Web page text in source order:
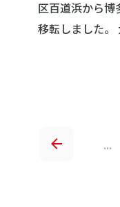
区百道浜から博
移転しました。
...